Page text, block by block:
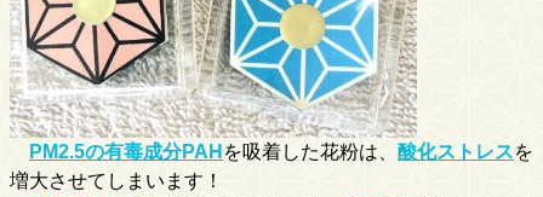
PM2.5の有毒成分PAH を吸着した花粉は、 酸化ストレスを
増大させてしまいます！